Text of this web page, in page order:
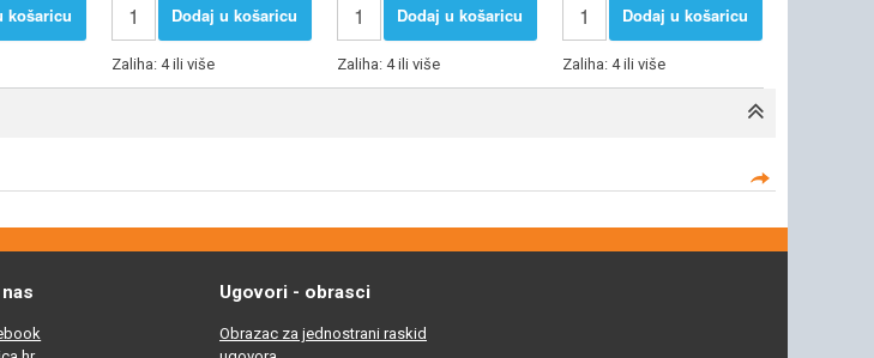
košaricu Dodaj u košaricu
Zaliha: 4 ili više
Dodaj u košaricu
Zaliha: 4 ili više
Dodaj u košaricu
Zaliha: 4 ili više
Ugovori - obrasci
Obrazac za jednostrani raskid